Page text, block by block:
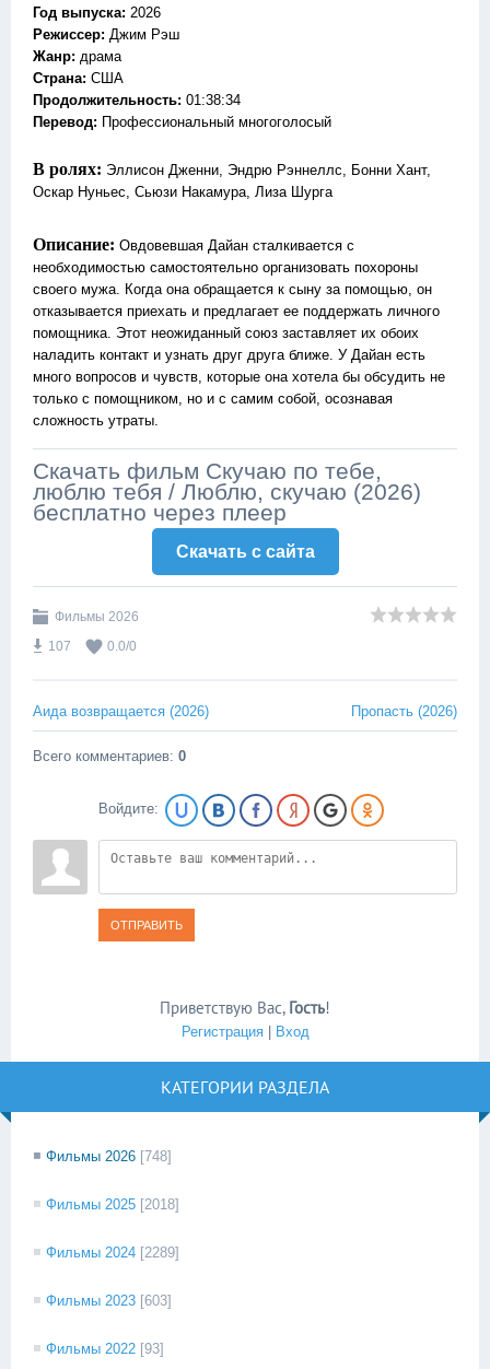
Год выпуска: 2026
Режиссер: Джим Рэш
Жанр: драма
Страна: США
Продолжительность: 01:38:34
Перевод: Профессиональный многоголосый
В ролях: Эллисон Дженни, Эндрю Рэннеллс, Бонни Хант,
Оскар Нуньес, Сьюзи Накамура, Лиза Шурга
Описание: Овдовевшая Дайан сталкивается с
необходимостью самостоятельно организовать похороны
своего мужа. Когда она обращается к сыну за помощью, он
отказывается приехать и предлагает ее поддержать личного
помощника. Этот неожиданный союз заставляет их обоих
наладить контакт и узнать друг друга ближе. У Дайан есть
много вопросов и чувств, которые она хотела бы обсудить не
только с помощником, но и с самим собой, осознавая
сложность утраты.
Скачать фильм Скучаю по тебе,
люблю тебя / Люблю, скучаю (2026)
бесплатно через плеер
Скачать c сайта
Фильмы 2026
107
0.0/0
Аида возвращается (2026) Пропасть (2026)
Всего комментариев: 0
Войдите:
ОТПРАВИТЬ
Приветствую Вас, Гость!
Регистрация| Вход
КАТЕГОРИИ РАЗДЕЛА
Фильмы 2026 [748]
Фильмы 2025 [2018]
Фильмы 2024 [2289]
Фильмы 2023 [603]
Фильмы 2022 [93]